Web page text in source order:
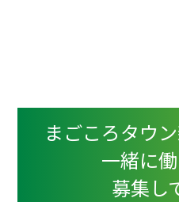
まごころタウ
一緒に
募集し